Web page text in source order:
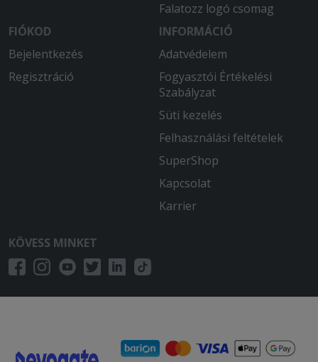
Falatozz logó csomag
FIÓKOD
Bejelentkezés
Regisztráció
INFORMÁCIÓ
Adatvédelem
Fogyasztói Értékelési
Szabályzat
Süti kezelés
Felhasználási feltételek
SuperShop
Kapcsolat
Karrier
KÖVESS MINKET